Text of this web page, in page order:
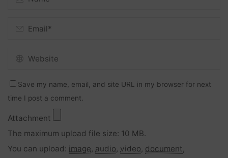
Save my name, email, and site URL in my browser for next
time I post a comment.
Attachment
The maximum upload file size: 10 MB.
You can upload: image, audio, video, document,